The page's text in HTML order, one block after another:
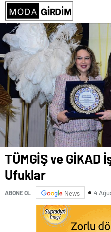
TÜMGİŞ ve GİKAD
Ufuklar
ABONE OL News 4